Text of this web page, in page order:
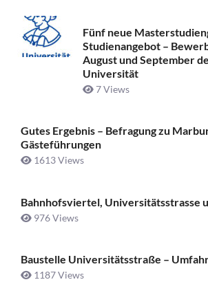
Fünf neue
Studienangebot –
August und September
Universität
7 Views
Gutes Ergebnis – Befragung zu
Gästeführungen
1613 Views
Bahnhofsviertel, Universitätsstrasse
976 Views
Baustelle Universitätsstraße ­–
1187 Views